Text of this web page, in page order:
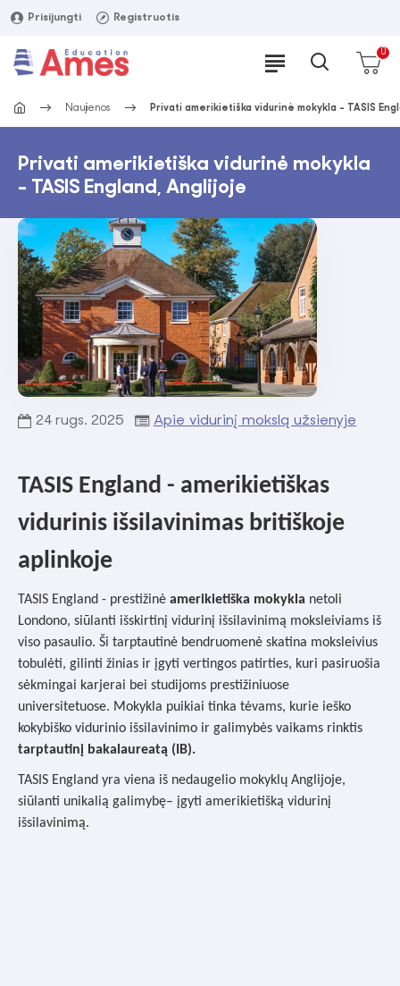
Prisijungti Registruotis
0
Naujienos Privati amerikietiška vidurinė mokykla - TASIS
Privati amerikietiška vidurinė mokykla
- TASIS England, Anglijoje
24 rugs. 2025 Apie vidurinį mokslą užsienyje
TASIS England - amerikietiškas
vidurinis išsilavinimas britiškoje
aplinkoje
TASIS England - prestižinė amerikietiška mokykla netoli
Londono, siūlanti išskirtinį vidurinį išsilavinimą moksleiviams iš
viso pasaulio. Ši tarptautinė bendruomenė skatina moksleivius
tobulėti, gilinti žinias ir įgyti vertingos patirties, kuri pasiruošia
sėkmingai karjerai bei studijoms prestižiniuose
universitetuose. Mokykla puikiai tinka tėvams, kurie ieško
kokybiško vidurinio išsilavinimo ir galimybės vaikams rinktis
tarptautinį bakalaureatą (IB).
TASIS England yra viena iš nedaugelio mokyklų Anglijoje,
siūlanti unikalią galimybę– įgyti amerikietišką vidurinį
išsilavinimą.